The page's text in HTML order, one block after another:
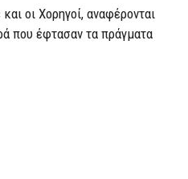
οι Χορηγοί, αναφέρονται
που έφτασαν τα πράγματα